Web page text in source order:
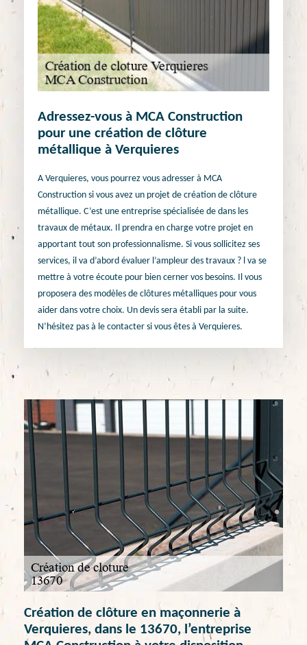
Adressez-vous à MCA Construction
pour une création de clôture
métallique à Verquieres
A Verquieres, vous pourrez vous adresser à MCA
Construction si vous avez un projet de création de clôture
métallique. C’est une entreprise spécialisée de dans les
travaux de métaux. Il prendra en charge votre projet en
apportant tout son professionnalisme. Si vous sollicitez ses
services, il va d’abord évaluer l’ampleur des travaux ? l va se
mettre à votre écoute pour bien cerner vos besoins. Il vous
proposera des modèles de clôtures métalliques pour vous
aider dans votre choix. Un devis sera établi par la suite.
N’hésitez pas à le contacter si vous êtes à Verquieres.
Création de clôture en maçonnerie à
Verquieres, dans le 13670, l’entreprise